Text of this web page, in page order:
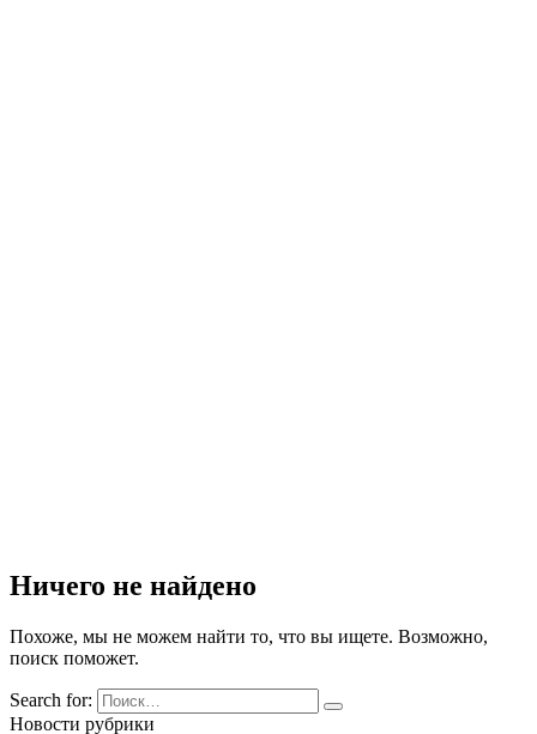
Ничего не найдено
Похоже, мы не можем найти то, что вы ищете. Возможно,
поиск поможет.
Search for:
Новости рубрики